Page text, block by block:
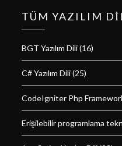
TÜM YAZILIM
BGT Yazılım Dili(16)
C# Yazılım Dili(25)
CodeIgniter Php
Erişilebilir programlama